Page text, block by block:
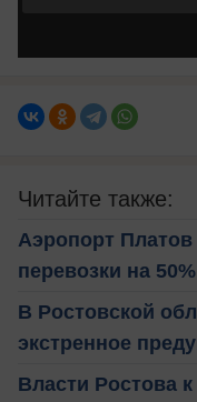
Читайте также:
Аэропорт
перевозки на 50%
В Ростовской
экстренное
Власти Ростова